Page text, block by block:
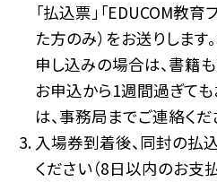
「払込票」「EDUCOM教育
た方のみ）をお送りしま
申し込みの場合は、書籍
お申込から1週間過ぎて
は、事務局までご連絡くだ
入場券到着後、同封の払
ください（8日以内のお支